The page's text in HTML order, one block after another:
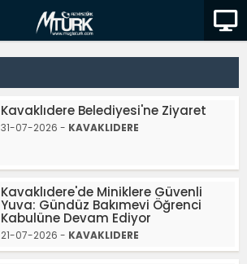
Kavaklıdere Belediyesi'ne Ziyaret
31-07-2026 - KAVAKLIDERE
Kavaklıdere'de Miniklere Güvenli
Yuva: Gündüz Bakımevi Öğrenci
Kabulüne Devam Ediyor
21-07-2026 - KAVAKLIDERE